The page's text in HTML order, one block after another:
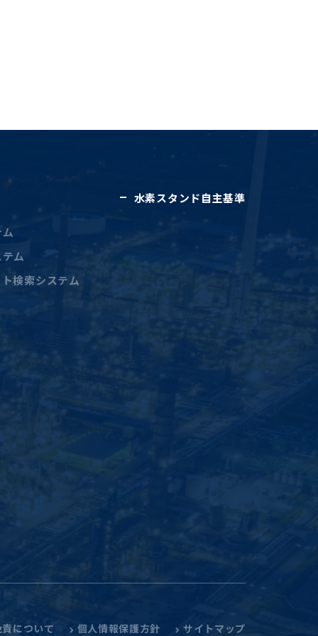
ム
検索システム
水素スタンド自主基準
について 個人情報保護方針 サイトマップ